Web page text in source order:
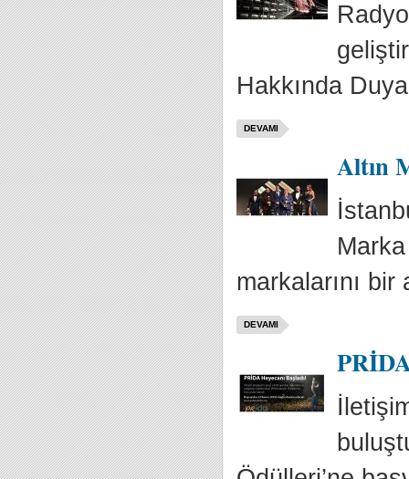
Hakkında
DEVAMI
Altın
markalarını bir
DEVAMI